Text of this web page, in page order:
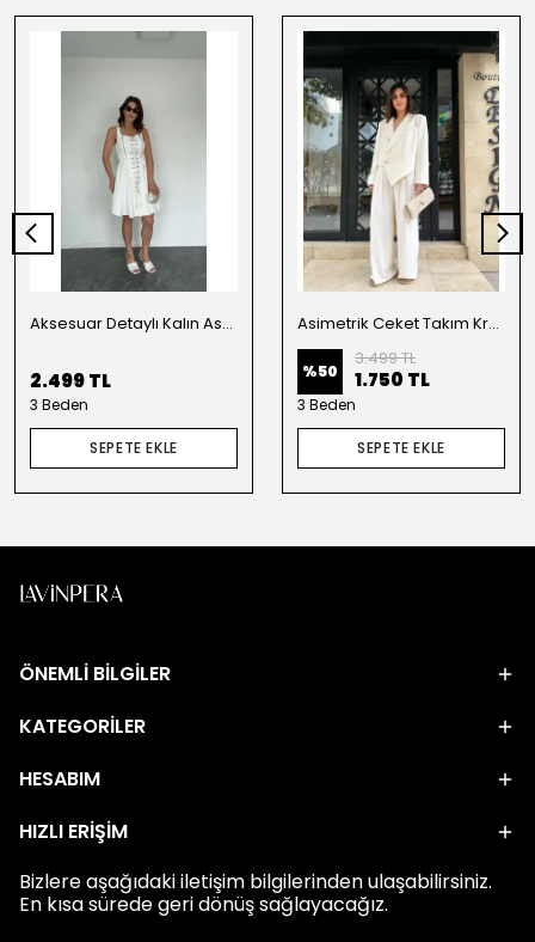
Aksesuar Detaylı Kalın Askılı Elbise Beyaz
2.499 TL
3 Beden
SEPETE EKLE
Asimetrik Ceket Takım Krem
%50
3.499 TL
1.750 TL
3 Beden
SEPETE EKLE
ÖNEMLİ BİLGİLER
KATEGORİLER
HESABIM
HIZLI ERİŞİM
Bizlere aşağıdaki iletişim bilgilerinden ulaşabilirsiniz.
En kısa sürede geri dönüş sağlayacağız.